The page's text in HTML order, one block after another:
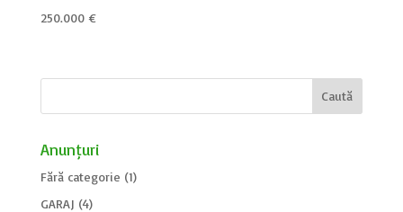
250.000€
Anunțuri
Fără categorie (1)
GARAJ (4)